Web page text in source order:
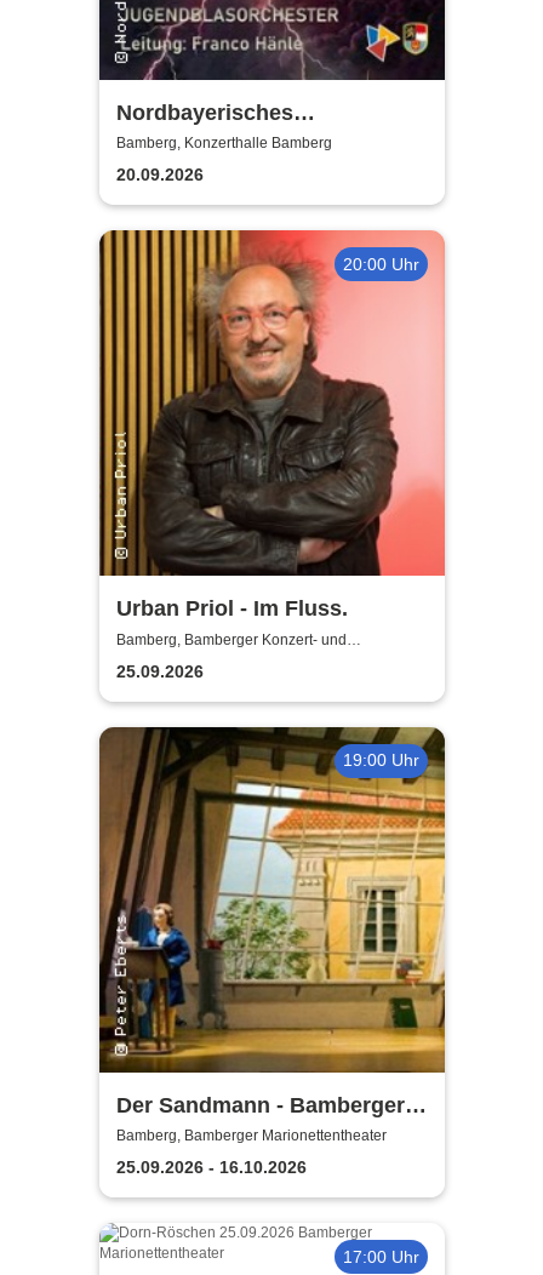
Nordbayerisches
Jugendblasorchester |
Konzerthalle Bamberg
Bamberg, Konzerthalle Bamberg
20.09.2026
20:00 Uhr
Urban Priol - Im Fluss.
Bamberg, Bamberger Konzert- und
Kongresshalle (Hegelsaal)
25.09.2026
19:00 Uhr
Der Sandmann - Bamberger
Marionettentheater
Bamberg, Bamberger Marionettentheater
25.09.2026 - 16.10.2026
17:00 Uhr